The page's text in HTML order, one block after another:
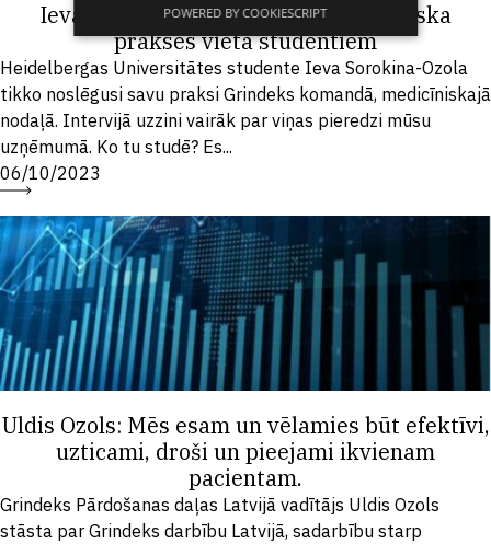
Ieva Sorokina-Ozola: Grindeks ir lieliska
prakses vieta studentiem
Heidelbergas Universitātes studente Ieva Sorokina-Ozola
tikko noslēgusi savu praksi Grindeks komandā, medicīniskajā
nodaļā. Intervijā uzzini vairāk par viņas pieredzi mūsu
uzņēmumā. Ko tu studē? Es...
06/10/2023
Uldis Ozols: Mēs esam un vēlamies būt efektīvi,
uzticami, droši un pieejami ikvienam
pacientam.
Grindeks Pārdošanas daļas Latvijā vadītājs Uldis Ozols
stāsta par Grindeks darbību Latvijā, sadarbību starp
POWERED BY COOKIESCRIPT